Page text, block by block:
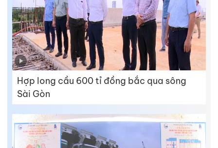
Hợp long cầu 600 tỉ đồng bắc qua sông
Sài Gòn